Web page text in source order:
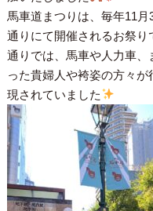
馬車道まつりは、毎年11
通りにて開催されるお祭り
通りでは、馬車や人力車
った貴婦人や袴姿の方々
現されていました